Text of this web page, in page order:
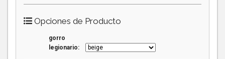
Opciones de Producto
gorro
legionario: